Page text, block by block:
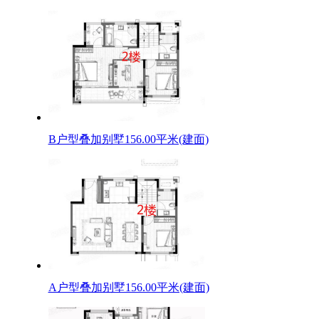
B户型叠加别墅156.00平米(建面)
A户型叠加别墅156.00平米(建面)